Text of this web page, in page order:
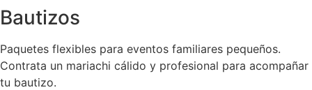
Bautizos
Paquetes flexibles para eventos familiares pequeños.
Contrata un mariachi cálido y profesional para acompañar
tu bautizo.